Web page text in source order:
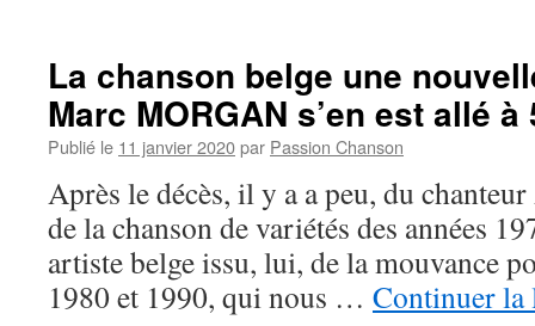
La chanson belge une
Marc MORGAN s’en est allé à
Publié le 11 janvier 2020par Passion Chanson
Après le décès, il y a a peu, du
de la chanson de variétés des années
artiste belge issu, lui, de la mouvance
1980 et 1990, qui nous … Continuer